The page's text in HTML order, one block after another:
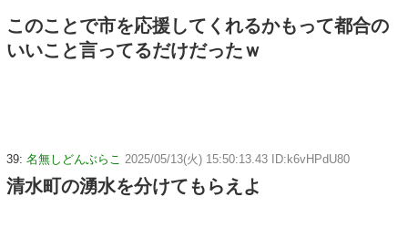
このことで市を応援してくれるかもって都合の
いいこと言ってるだけだったｗ
39: 名無しどんぶらこ 2025/05/13(火) 15:50:13.43 ID:k6vHPdU80
清水町の湧水を分けてもらえよ